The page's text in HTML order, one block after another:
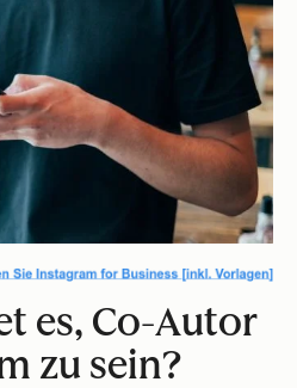
es, Co-Autor
zu sein?